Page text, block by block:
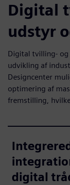
Digital
udstyr
Digital tvilling-
udvikling af
Designcenter
optimering af
fremstilling,
digital